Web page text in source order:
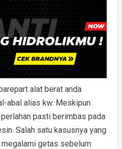
alat berat anda
abal alias kw. Meskipun
pasti berimbas pada
Salah satu kasusnya yang
getas sebelum